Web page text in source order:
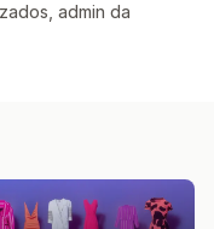
admin da